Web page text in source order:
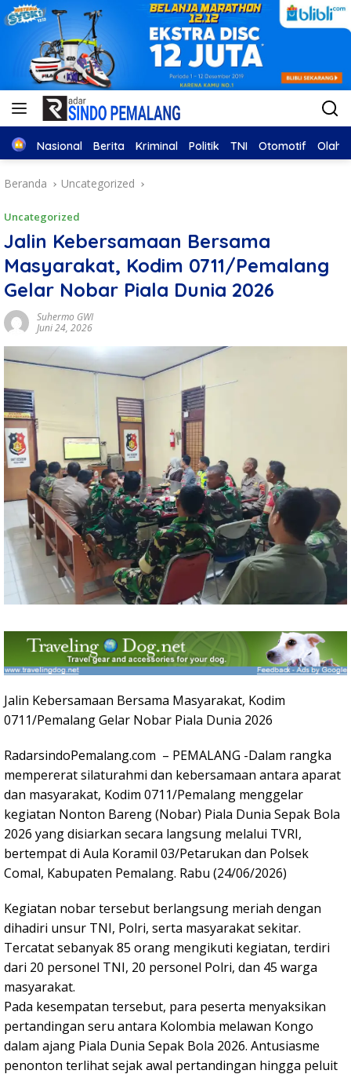
Home
Nasional Berita Kriminal Politik TNI Otomotif
Beranda Uncategorized
Uncategorized
Jalin Kebersamaan Bersama
Masyarakat, Kodim 0711/Pemalang
Gelar Nobar Piala Dunia 2026
Suhermo GWI
Juni 24, 2026
Jalin Kebersamaan Bersama Masyarakat, Kodim
0711/Pemalang Gelar Nobar Piala Dunia 2026
RadarsindoPemalang.com – PEMALANG -Dalam rangka
mempererat silaturahmi dan kebersamaan antara aparat
dan masyarakat, Kodim 0711/Pemalang menggelar
kegiatan Nonton Bareng (Nobar) Piala Dunia Sepak Bola
2026 yang disiarkan secara langsung melalui TVRI,
bertempat di Aula Koramil 03/Petarukan dan Polsek
Comal, Kabupaten Pemalang. Rabu (24/06/2026)
Kegiatan nobar tersebut berlangsung meriah dengan
dihadiri unsur TNI, Polri, serta masyarakat sekitar.
Tercatat sebanyak 85 orang mengikuti kegiatan, terdiri
dari 20 personel TNI, 20 personel Polri, dan 45 warga
masyarakat.
Pada kesempatan tersebut, para peserta menyaksikan
pertandingan seru antara Kolombia melawan Kongo
dalam ajang Piala Dunia Sepak Bola 2026. Antusiasme
penonton terlihat sejak awal pertandingan hingga peluit